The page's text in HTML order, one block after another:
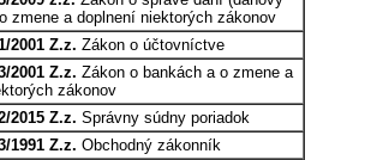
zmene a doplnení niektorých zákonov
2001 Z.z. Zákon o účtovníctve
2001 Z.z. Zákon o bankách a o zmene a
zákonov
2015 Z.z. Správny súdny poriadok
1991 Z.z. Obchodný zákonník